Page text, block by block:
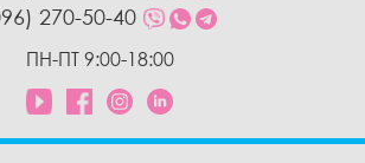
270-50-40
ПН-ПТ 9:00-18:00